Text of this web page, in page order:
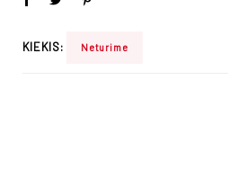
KIEKIS: Neturime